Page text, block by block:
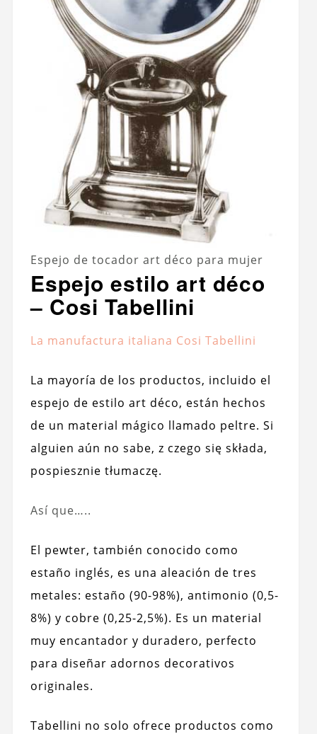
Espejo de tocador art déco para mujer
Espejo estilo art déco
– Cosi Tabellini
La manufactura italiana Cosi Tabellini
La mayoría de los productos, incluido el
espejo de estilo art déco, están hechos
de un material mágico llamado peltre. Si
alguien aún no sabe, z czego się składa,
pospiesznie tłumaczę.
Así que…..
El pewter, también conocido como
estaño inglés, es una aleación de tres
metales: estaño (90-98%), antimonio (0,5-
8%) y cobre (0,25-2,5%). Es un material
muy encantador y duradero, perfecto
para diseñar adornos decorativos
originales.
Tabellini no solo ofrece productos como